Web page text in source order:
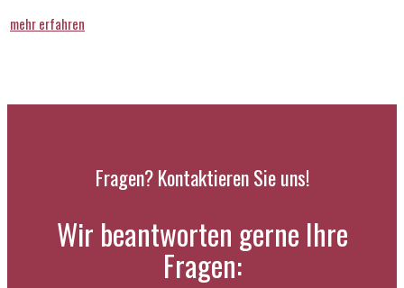
mehr erfahren
Fragen? Kontaktieren Sie uns!
Wir beantworten gerne Ihre
Fragen: